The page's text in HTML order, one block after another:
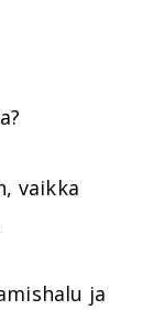
vaikka
ja